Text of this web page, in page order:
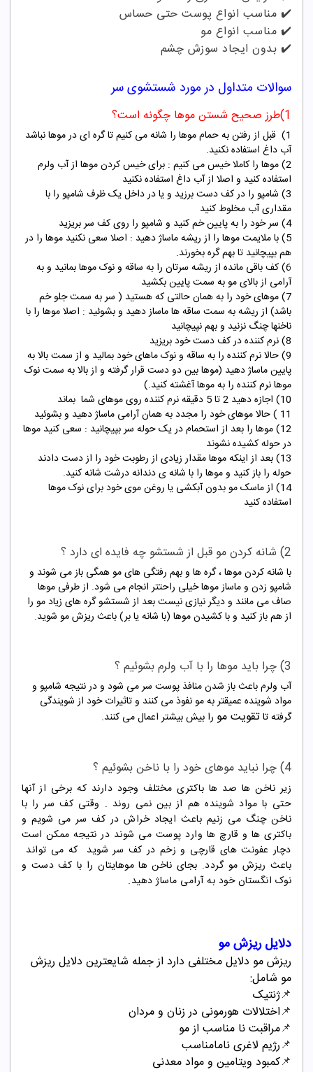
✔️ مناسب انواع پوست حتی حساس
✔️ مناسب انواع مو
✔️ بدون ایجاد سوزش چشم
سوالات متداول در مورد شستشوی سر
1)طرز صحیح شستن موها چگونه است؟
1) قبل از رفتن به حمام موها را شانه می کنیم تا گره ای در موها نباشد
آب داغ استفاده نکنید.
2) موها را کاملا خیس می کنیم : برای خیس کردن موها از آب ولرم
استفاده کنید و اصلا از آب داغ استفاده نکنید
3) شامپو را در کف دست برزید و یا در داخل یک ظرف شامپو را با
مقداری آب مخلوط کنید
4) سر خود را به پایین خم کنید و شامپو را روی کف سر بریزید
5) با ملایمت موها را از ریشه ماساژ دهید : اصلا سعی نکنید موها را در
هم بپیچانید تا بهم گره بخورند.
6) کف باقی مانده از ریشه سرتان را به ساقه و نوک موها بمانید و به
آرامی از بالای مو به سمت پایین بکشید
7) موهای خود را به همان حالتی که هستید ( سر به سمت جلو خم
باشد) از ریشه به سمت ساقه ها ماساز دهید و بشوئید : اصلا موها را با
ناخنها چنگ نزنید و بهم نپیچانید
8) نرم کننده در کف دست خود بریزید
9) حالا نرم کننده را به ساقه و نوک ماهای خود بمالید و از سمت بالا به
پایین ماساژ دهید (موها بین دو دست قرار گرفته و از بالا به سمت نوک
موها نرم کننده را به موها آغشته کنید.)
10) اجازه دهید 2 تا 5 دقیقه نرم کننده روی موهای شما بماند
11 ) حالا موهای خود را مجدد به همان آرامی ماساژ دهید و بشوئید
12) موها را بعد از استحمام در یک حوله سر بپیچانید : سعی کنید موها
در حوله کشیده نشوند
13) بعد از اینکه موها مقدار زیادی از رطوبت خود را از دست دادند
حوله را باز کنید و موها را با شانه ی دندانه درشت شانه کنید.
14) از
ماسک مو بدون آبکشی یا روغن موی خود برای نوک موها
استفاده کنید
2) شانه کردن مو قبل از شستشو چه فایده ای دارد ؟
با شانه کردن موها ، گره ها و بهم رفتگی های مو همگی باز می شوند و
شامپو زدن و ماساز موها خیلی راحتتر انجام می شود. از طرفی موها
صاف می مانند و دیگر نیازی نیست بعد از شستشو گره های زیاد مو را
از هم باز کنید و با کشیدن موها (با شانه یا بر) باعث ریزش مو شوید.
3) چرا باید موها را با آب ولرم بشوئیم ؟
آب ولرم باعث باز شدن منافذ پوست سر می شود و در نتیجه شامپو و
مواد شوینده عمیقتر به مو نفوذ می کنند و تاثیرات خود از شویندگی
گرفته تاتقویت مو را بیش بیشتر اعمال می کنند.
4) چرا نباید موهای خود را با ناخن بشوئیم ؟
زیر ناخن ها صد ها باکتری مختلف وجود دارند که برخی از آنها
حتی با مواد شوینده هم از بین نمی روند . وقتی کف سر را با
ناخن چنگ می زنیم باعث ایجاد خراش در کف سر می شویم و
باکتری ها و قارچ ها وارد پوست می شوند در نتیجه ممکن است
دچار عفونت های قارچی و زخم در کف سر شوید که می تواند
باعث ریزش مو گردد. بجای ناخن ها موهایتان را با کف دست و
نوک انگستان خود به آرامی ماساژ دهید.
دلایل ریزش مو
ریزش مو دلایل مختلفی دارد از جمله شایعترین دلایل ریزش
مو شامل:
📌ژنتیک
📌اختلالات هورمونی در زنان و مردان
📌مراقبت نا مناسب از مو
📌رژیم لاغری نامامناسب
📌کمبود ویتامین و مواد معدنی